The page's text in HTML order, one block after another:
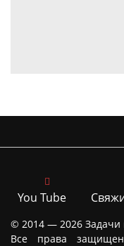
You Tube
© 2014 — 2026
Все права